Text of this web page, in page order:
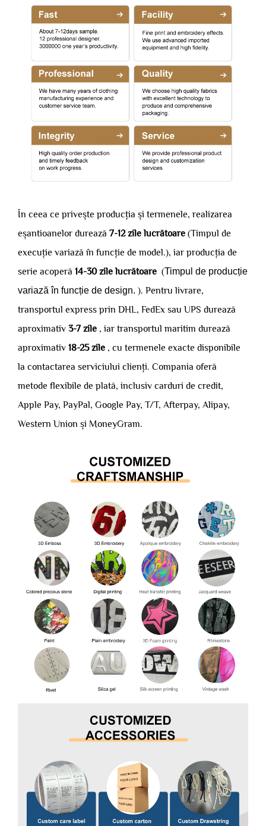
În ceea ce privește producția și termenele, realizarea
eșantioanelor durează 7-12 zile lucrătoare (Timpul de
execuție variază în funcție de model.), iar producția de
serie acoperă 14-30 zile lucrătoare (Timpul de producție
variază în funcție de design. ). Pentru livrare,
transportul express prin DHL, FedEx sau UPS durează
aproximativ 3-7 zile , iar transportul maritim durează
aproximativ 18-25 zile , cu termenele exacte disponibile
la contactarea serviciului clienți. Compania oferă
metode flexibile de plată, inclusiv carduri de credit,
Apple Pay, PayPal, Google Pay, T/T, Afterpay, Alipay,
Western Union și MoneyGram.